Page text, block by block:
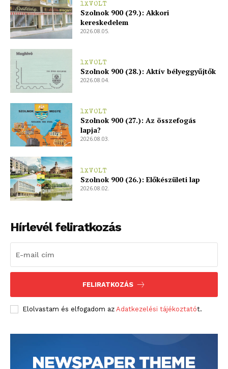
bSZ fiók
Előfizetés
Kapcsolat
Adatkezelési tájékoztató
Hirdetés
1XVOLT
Szolnok 900 (29.): Akkori
kereskedelem
2026.08.05.
1XVOLT
Szolnok 900 (28.): Aktív bélyeggyűjtők
2026.08.04.
1XVOLT
Szolnok 900 (27.): Az összefogás
lapja?
2026.08.03.
1XVOLT
Szolnok 900 (26.): Előkészületi lap
2026.08.02.
Hírlevél feliratkozás
FELIRATKOZÁS
Elolvastam és elfogadom az Adatkezelési tájékoztatót.